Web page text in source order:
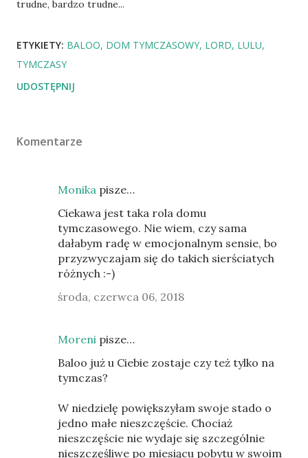
trudne, bardzo trudne...
ETYKIETY: BALOO DOM TYMCZASOWY LORD LULU
TYMCZASY
UDOSTĘPNIJ
Komentarze
Monika pisze…
Ciekawa jest taka rola domu
tymczasowego. Nie wiem, czy sama
dałabym radę w emocjonalnym sensie, bo
przyzwyczajam się do takich sierściatych
różnych :-)
środa, czerwca 06, 2018
Moreni pisze…
Baloo już u Ciebie zostaje czy też tylko na
tymczas?
W niedzielę powiększyłam swoje stado o
jedno małe nieszczęście. Chociaż
nieszczęście nie wydaje się szczególnie
nieszczęśliwe po miesiącu pobytu w swoim